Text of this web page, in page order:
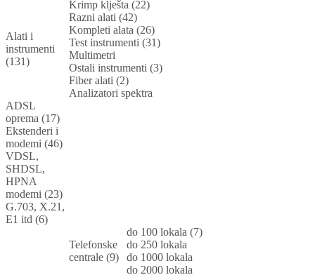
Alati i
instrumenti
(131)
Krimp klješta (22)
Razni alati (42)
Kompleti alata (26)
Test instrumenti (31)
Multimetri
Ostali instrumenti (3)
Fiber alati (2)
Analizatori spektra
ADSL
oprema (17)
Ekstenderi i
modemi (46)
VDSL,
SHDSL,
HPNA
modemi (23)
G.703, X.21,
E1 itd (6)
Telefonske
centrale (9)
do 100 lokala (7)
do 250 lokala
do 1000 lokala
do 2000 lokala